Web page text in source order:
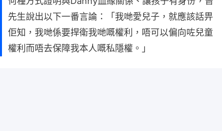
先生說出以下一番言論：「我哋愛兒子，就應該話畀
佢知，我哋係要捍衛我哋嘅權利，唔可以偏向咗兒童
權利而唔去保障我本人嘅私隱權。」